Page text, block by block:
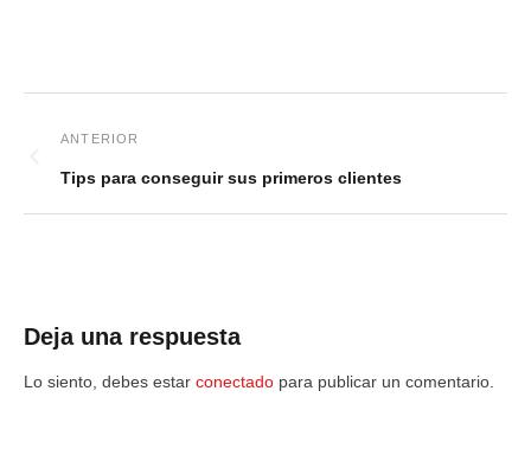
Tips para conseguir sus primeros clientes
Deja una respuesta
Lo siento, debes estar conectado para publicar un comentario.